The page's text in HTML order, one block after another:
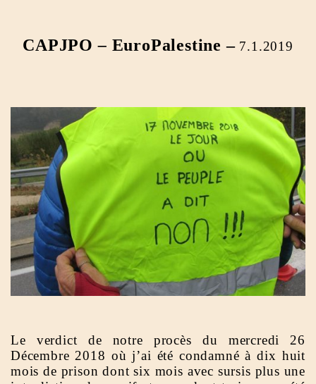
CAPJPO– EuroPalestine – 7.1.2019
Le verdict de notre procès du mercredi 26
Décembre 2018 où j’ai été condamné à dix huit
mois de prison dont six mois avec sursis plus une